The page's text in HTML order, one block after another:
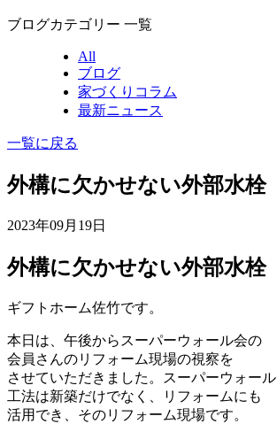
ブログカテゴリー 一覧
All
ブログ
家づくりコラム
最新ニュース
一覧に戻る
外構に欠かせない外部水栓
2023年09月19日
外構に欠かせない外部水栓
ギフトホーム佐竹です。
本日は、午後からスーパーウォール会の
会員さんのリフォーム現場の視察を
させていただきました。スーパーウォール
工法は新築だけでなく、リフォームにも
活用でき、そのリフォーム現場です。